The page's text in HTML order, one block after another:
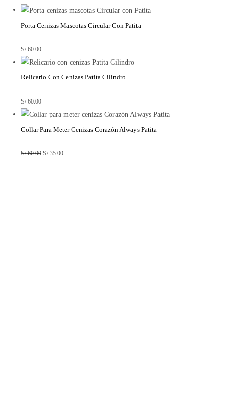
Porta Cenizas Mascotas Circular Con Patita
S/60.00
Relicario Con Cenizas Patita Cilindro
S/60.00
Collar Para Meter Cenizas Corazón Always Patita
S/60.00 S/35.00